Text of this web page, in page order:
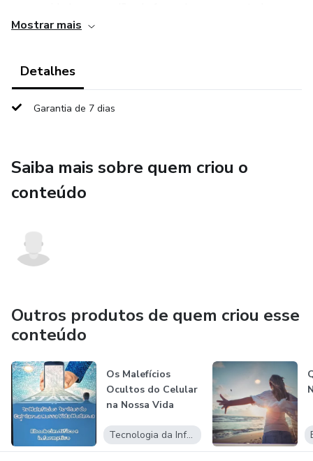
Mostrar mais
Detalhes
Garantia de 7 dias
Saiba mais sobre quem criou o
conteúdo
Outros produtos de quem criou esse
conteúdo
Os Malefícios
Ocultos do Celular
na Nossa Vida
Tecnologia da Informação